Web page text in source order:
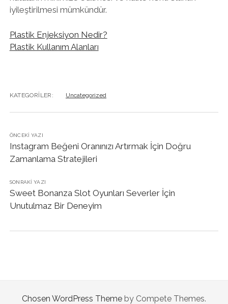
iyileştirilmesi mümkündür.
Plastik Enjeksiyon Nedir?
Plastik Kullanım Alanları
KATEGORILER: Uncategorized
ÖNCEKI YAZI
Instagram Beğeni Oranınızı Artırmak İçin Doğru
Zamanlama Stratejileri
SONRAKI YAZI
Sweet Bonanza Slot Oyunları Severler İçin
Unutulmaz Bir Deneyim
Chosen WordPress Theme by Compete Themes.